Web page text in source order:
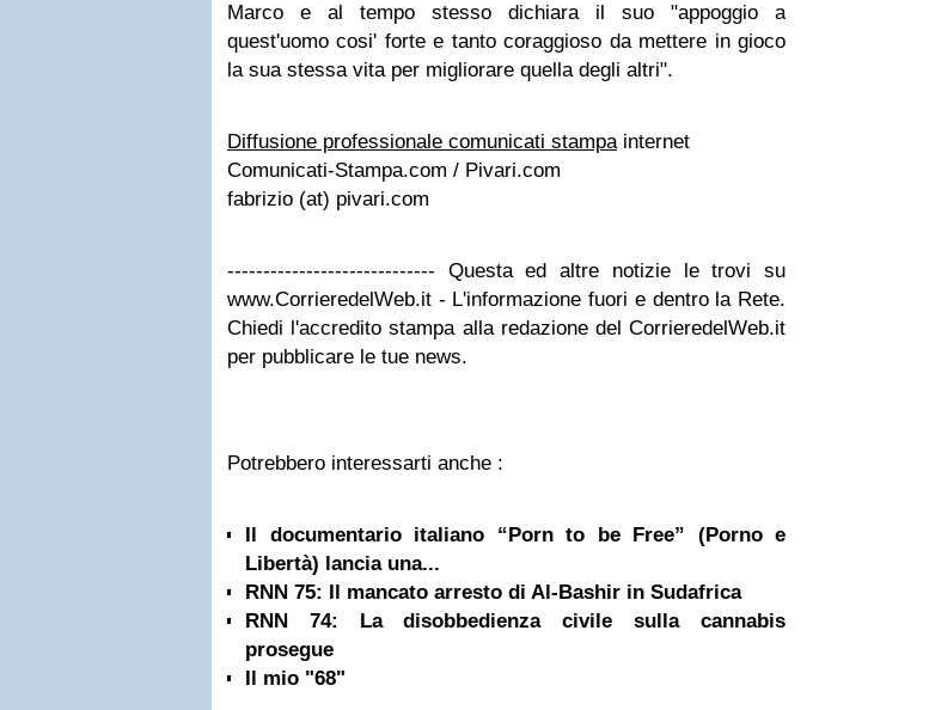
Marco e al tempo stesso dichiara il suo "appoggio a
quest'uomo cosi' forte e tanto coraggioso da mettere in gioco
la sua stessa vita per migliorare quella degli altri".
Diffusione professionale comunicati stampainternet
Comunicati-Stampa.com / Pivari.com
fabrizio (at) pivari.com
----------------------------- Questa ed altre notizie le trovi su
www.CorrieredelWeb.it - L'informazione fuori e dentro la Rete.
Chiedi l'accredito stampa alla redazione del CorrieredelWeb.it
per pubblicare le tue news.
Potrebbero interessarti anche :
Il documentario italiano “Porn to be Free” (Porno e
Libertà) lancia una...
RNN 75: Il mancato arresto di Al-Bashir in Sudafrica
RNN 74: La disobbedienza civile sulla cannabis
prosegue
Il mio "68"